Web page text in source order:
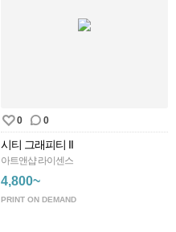
0 0
시티 그래피티 II
아트앤샵 라이센스
4,800~
PRINT ON DEMAND